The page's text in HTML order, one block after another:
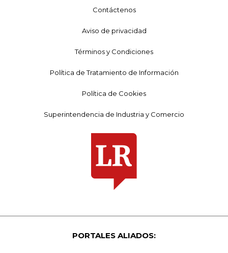
Contáctenos
Aviso de privacidad
Términos y Condiciones
Política de Tratamiento de Información
Política de Cookies
Superintendencia de Industria y Comercio
PORTALES ALIADOS: